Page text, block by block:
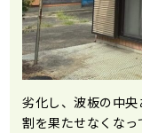
劣化し、波板の中
割を果たせなくなっ